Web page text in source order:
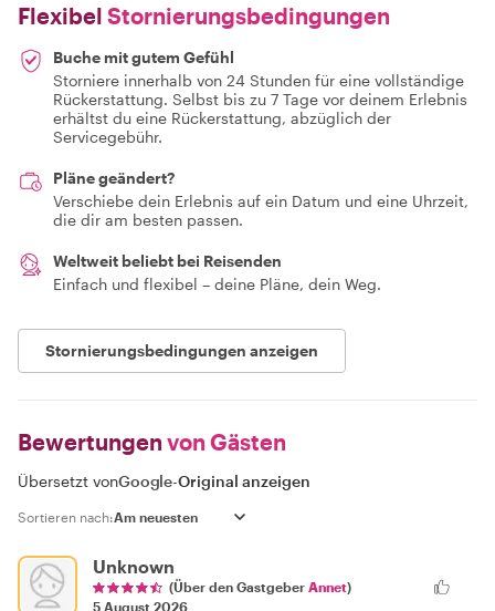
Flexibel Stornierungsbedingungen
Buche mit gutem Gefühl
Storniere innerhalb von 24 Stunden für eine vollständige
Rückerstattung. Selbst bis zu 7 Tage vor deinem Erlebnis
erhältst du eine Rückerstattung, abzüglich der
Servicegebühr.
Pläne geändert?
Verschiebe dein Erlebnis auf ein Datum und eine Uhrzeit,
die dir am besten passen.
Weltweit beliebt bei Reisenden
Einfach und flexibel – deine Pläne, dein Weg.
Stornierungsbedingungen anzeigen
Bewertungen von Gästen
Übersetzt vonGoogle-Original anzeigen
Sortieren nach:
Unknown
(Über den Gastgeber Annet)
5 August 2026